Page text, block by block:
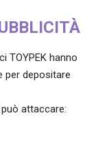
TOYPEK hanno
per depositare
attacсare: